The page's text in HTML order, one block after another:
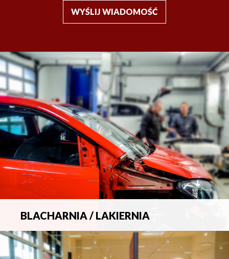
BLACHARNIA / LAKIERNIA
Kompleksowa obsługa wszelkich napraw
blacharsko-lakierniczych.